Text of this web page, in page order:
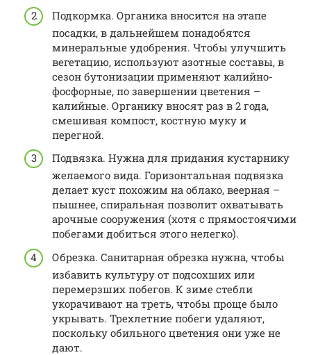
Подкормка. Органика вносится на этапе
посадки, в дальнейшем понадобятся
минеральные удобрения. Чтобы улучшить
вегетацию, используют азотные составы, в
сезон бутонизации применяют калийно-
фосфорные, по завершении цветения –
калийные. Органику вносят раз в 2 года,
смешивая компост, костную муку и
перегной.
Подвязка. Нужна для придания кустарнику
желаемого вида. Горизонтальная подвязка
делает куст похожим на облако, веерная –
пышнее, спиральная позволит охватывать
арочные сооружения (хотя с прямостоячими
побегами добиться этого нелегко).
Обрезка. Санитарная обрезка нужна, чтобы
избавить культуру от подсохших или
перемерзших побегов. К зиме стебли
укорачивают на треть, чтобы проще было
укрывать. Трехлетние побеги удаляют,
поскольку обильного цветения они уже не
дают.